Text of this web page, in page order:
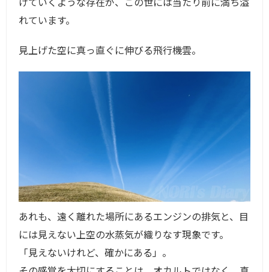
れています。
見上げた空に真っ直ぐに伸びる飛行機雲。
あれも、遠く離れた場所にあるエンジンの排気と、目
には見えない上空の水蒸気が織りなす現象です。
「見えないけれど、確かにある」。